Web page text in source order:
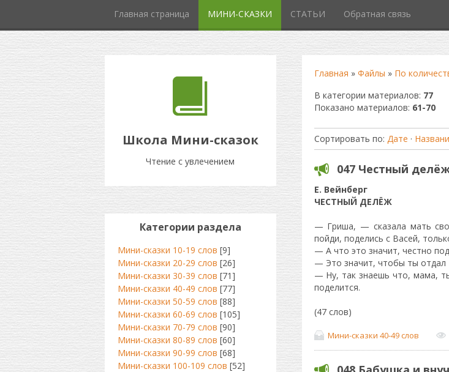
Главная страница МИНИ-СКАЗКИ СТАТЬИ Обратная связь
Школа Мини-сказок
Чтение с увлечением
Главная » Файлы » По
В категории материалов: 77
Показано материалов: 61-70
Сортировать по: Дате ·
047 Честный
Е. Вейнберг
ЧЕСТНЫЙ ДЕЛЁЖ
— Гриша, — сказала мать
пойди, поделись с Васей,
— А что это значит, честно
— Это значит, чтобы ты отдал
— Ну, так знаешь что, мама,
поделится.
(47 слов)
Мини-сказки 40-49 слов
Категории раздела
Мини-сказки 10-19 слов [9]
Мини-сказки 20-29 слов [26]
Мини-сказки 30-39 слов [71]
Мини-сказки 40-49 слов [77]
Мини-сказки 50-59 слов [88]
Мини-сказки 60-69 слов [105]
Мини-сказки 70-79 слов [90]
Мини-сказки 80-89 слов [60]
Мини-сказки 90-99 слов [68]
Мини-сказки 100-109 слов [52]